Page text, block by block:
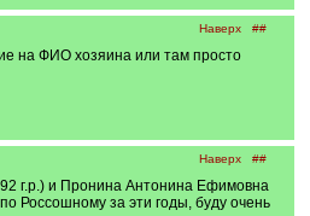
Наверх ##
на ФИО хозяина или там просто
Наверх ##
г.р.) и Пронина Антонина Ефимовна
Россошному за эти годы, буду очень